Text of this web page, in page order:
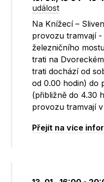
událost
Na Knížecí –
provozu tramvají -
železničního
trati na
trati dochází od
od 0.00 hodin) do
(přibližně do 4.30
provozu tramvají
Přejít na více